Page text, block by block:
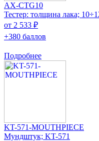
AX-CTG10
Тестер: толщина лака;
от 2 533 ₽
+380 баллов
Подробнее
KT-571-MOUTHPIECE
Мундштук; KT-571